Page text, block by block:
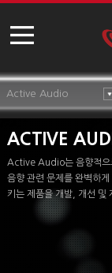
Active Audio
ACTIVE
Active Audio는 음향적으
음향 관련 문제를 완벽하
키는 제품을 개발, 개선 및